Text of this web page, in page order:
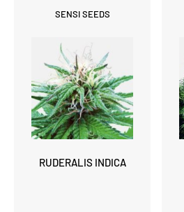
SENSI SEEDS
RUDERALIS INDICA